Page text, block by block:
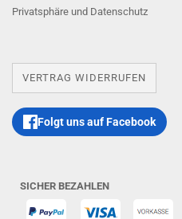
Privatsphäre und Datenschutz
VERTRAG WIDERRUFEN
Folgt uns auf Facebook
SICHER BEZAHLEN